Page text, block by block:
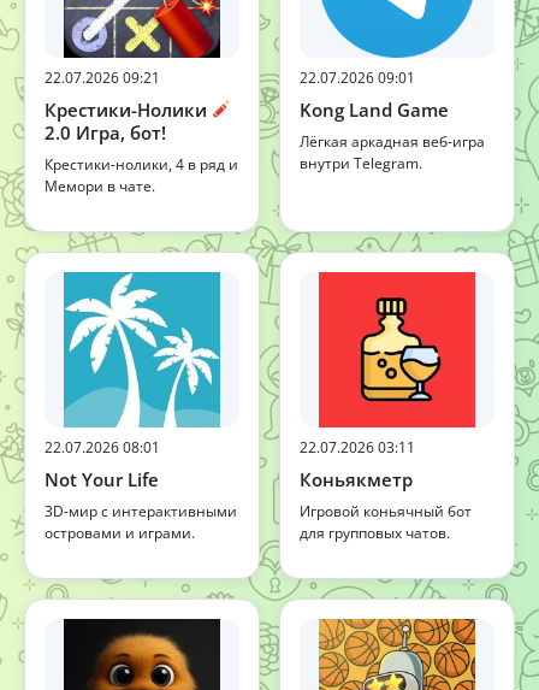
22.07.2026 09:21
Крестики-Нолики
2.0 Игра, бот!
Крестики-нолики, 4 в ряд и
Мемори в чате.
22.07.2026 09:01
Kong Land Game
Лёгкая аркадная веб-игра
внутри Telegram.
22.07.2026 08:01
Not Your Life
3D-мир с интерактивными
островами и играми.
22.07.2026 03:11
Коньякметр
Игровой коньячный бот
для групповых чатов.